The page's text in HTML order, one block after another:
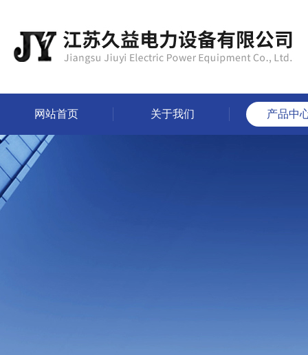
网站首页 关于我们 产品中